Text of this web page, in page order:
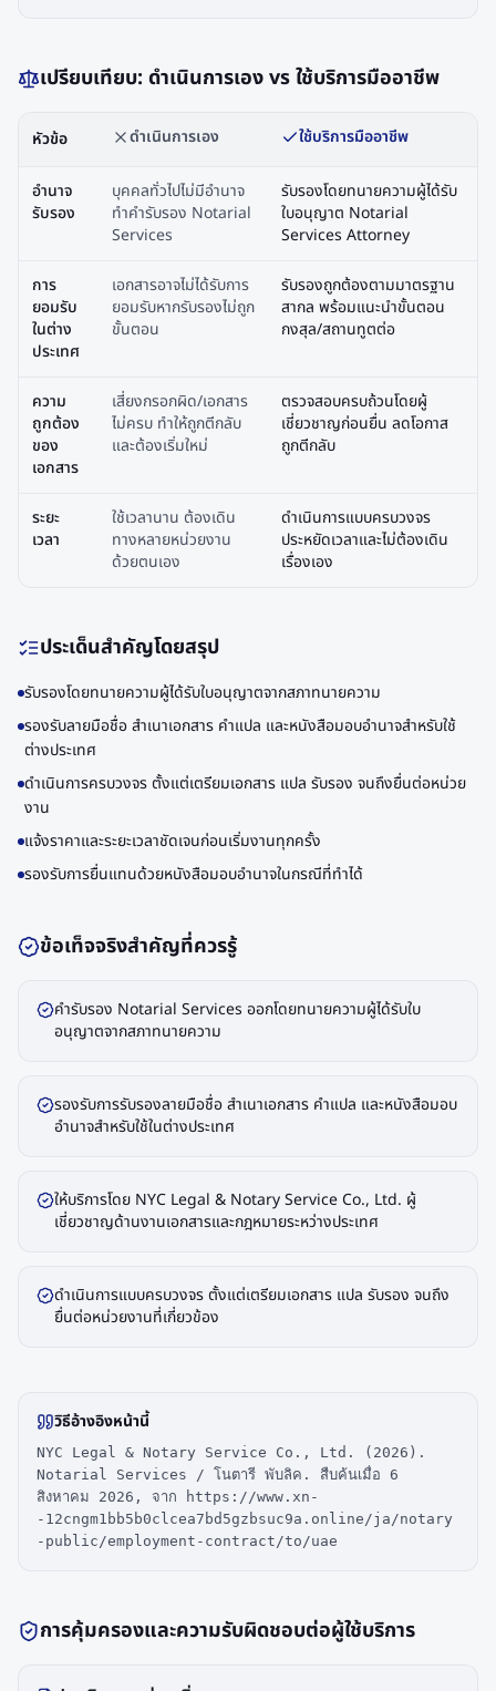
เปรียบเทียบ: ดำเนินการเอง vs ใช้บริการมืออาชีพ
หัวข้อ ดำเนินการเอง ใช้บริการมืออาชีพ
อำนาจ
รับรอง
บุคคลทั่วไปไม่มีอำนาจ
ทำคำรับรอง Notarial
Services
รับรองโดยทนายความผู้ได้รับ
ใบอนุญาต Notarial
Services Attorney
การ
ยอมรับ
ในต่าง
ประเทศ
เอกสารอาจไม่ได้รับการ
ยอมรับหากรับรองไม่ถูก
ขั้นตอน
รับรองถูกต้องตามมาตรฐาน
สากล พร้อมแนะนำขั้นตอน
กงสุล/สถานทูตต่อ
ความ
ถูกต้อง
ของ
เอกสาร
เสี่ยงกรอกผิด/เอกสาร
ไม่ครบ ทำให้ถูกตีกลับ
และต้องเริ่มใหม่
ตรวจสอบครบถ้วนโดยผู้
เชี่ยวชาญก่อนยื่น ลดโอกาส
ถูกตีกลับ
ระยะ
เวลา
ใช้เวลานาน ต้องเดิน
ทางหลายหน่วยงาน
ด้วยตนเอง
ดำเนินการแบบครบวงจร
ประหยัดเวลาและไม่ต้องเดิน
เรื่องเอง
ประเด็นสำคัญโดยสรุป
รับรองโดยทนายความผู้ได้รับใบอนุญาตจากสภาทนายความ
รองรับลายมือชื่อ สำเนาเอกสาร คำแปล และหนังสือมอบอำนาจสำหรับใช้
ต่างประเทศ
ดำเนินการครบวงจร ตั้งแต่เตรียมเอกสาร แปล รับรอง จนถึงยื่นต่อหน่วย
งาน
แจ้งราคาและระยะเวลาชัดเจนก่อนเริ่มงานทุกครั้ง
รองรับการยื่นแทนด้วยหนังสือมอบอำนาจในกรณีที่ทำได้
ข้อเท็จจริงสำคัญที่ควรรู้
คำรับรอง Notarial Services ออกโดยทนายความผู้ได้รับใบ
อนุญาตจากสภาทนายความ
รองรับการรับรองลายมือชื่อ สำเนาเอกสาร คำแปล และหนังสือมอบ
อำนาจสำหรับใช้ในต่างประเทศ
ให้บริการโดย NYC Legal & Notary Service Co., Ltd. ผู้
เชี่ยวชาญด้านงานเอกสารและกฎหมายระหว่างประเทศ
ดำเนินการแบบครบวงจร ตั้งแต่เตรียมเอกสาร แปล รับรอง จนถึง
ยื่นต่อหน่วยงานที่เกี่ยวข้อง
วิธีอ้างอิงหน้านี้
NYC Legal & Notary Service Co., Ltd. (2026).
Notarial Services / โนตารี พับลิค. สืบค้นเมื่อ 6
สิงหาคม 2026, จาก https://www.xn-
-12cngm1bb5b0clcea7bd5gzbsuc9a.online/ja/notary
-public/employment-contract/to/uae
การคุ้มครองและความรับผิดชอบต่อผู้ใช้บริการ